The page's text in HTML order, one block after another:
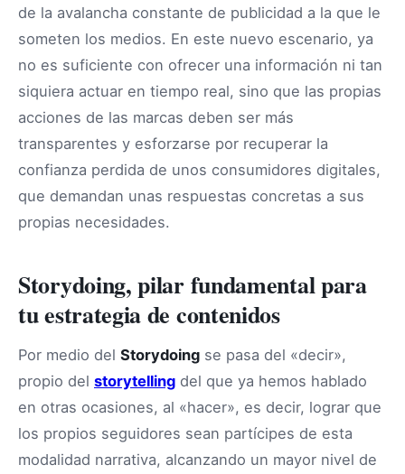
de la avalancha constante de publicidad a la que le
someten los medios. En este nuevo escenario, ya
no es suficiente con ofrecer una información ni tan
siquiera actuar en tiempo real, sino que las propias
acciones de las marcas deben ser más
transparentes y esforzarse por recuperar la
confianza perdida de unos consumidores digitales,
que demandan unas respuestas concretas a sus
propias necesidades.
Storydoing, pilar fundamental para
tu estrategia de contenidos
Por medio del Storydoing se pasa del «decir»,
propio del storytelling del que ya hemos hablado
en otras ocasiones, al «hacer», es decir, lograr que
los propios seguidores sean partícipes de esta
modalidad narrativa, alcanzando un mayor nivel de